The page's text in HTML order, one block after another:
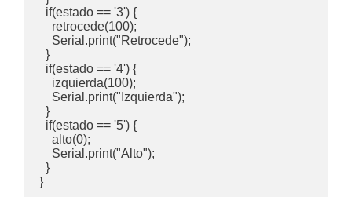
  if(estado == '3') {
    retrocede(100);
    Serial.print("Retrocede");
  }
  if(estado == '4') {
    izquierda(100);
    Serial.print("Izquierda");
  }
  if(estado == '5') {
    alto(0);
    Serial.print("Alto");
  }
}